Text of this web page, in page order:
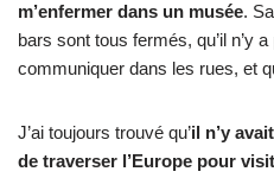
m’enfermer dans un musée.
bars sont tous fermés, qu’il n’y
communiquer dans les rues, et
J’ai toujours trouvé qu’il n’y
de traverser l’Europe pour